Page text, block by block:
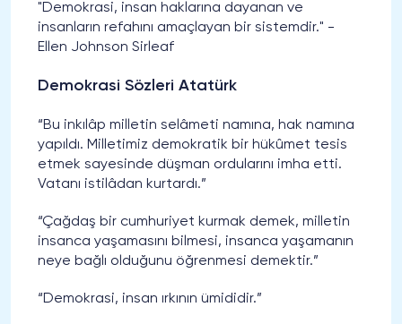
"Demokrasi, insan haklarına dayanan ve
insanların refahını amaçlayan bir sistemdir." -
Ellen Johnson Sirleaf
Demokrasi Sözleri Atatürk
“Bu inkılâp milletin selâmeti namına, hak namına
yapıldı. Milletimiz demokratik bir hükûmet tesis
etmek sayesinde düşman ordularını imha etti.
Vatanı istilâdan kurtardı.”
“Çağdaş bir cumhuriyet kurmak demek, milletin
insanca yaşamasını bilmesi, insanca yaşamanın
neye bağlı olduğunu öğrenmesi demektir.”
“Demokrasi, insan ırkının ümididir.”